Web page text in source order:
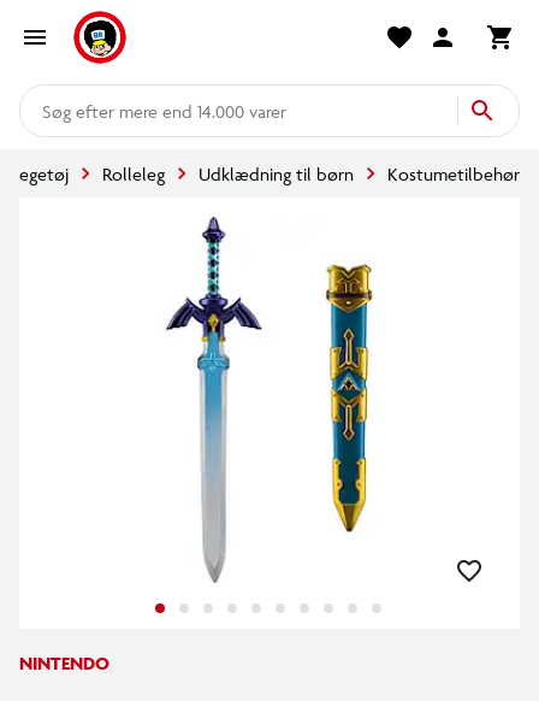
mere end 14.000 varer
Legetøj Rolleleg Udklædning til børn Kostumetilbehør
NINTENDO